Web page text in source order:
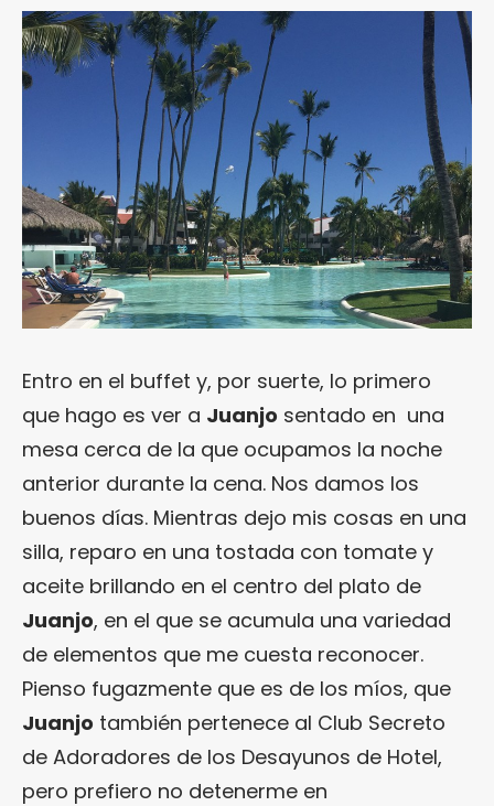
Entro en el buffet y, por suerte, lo primero
que hago es ver a Juanjo sentado en una
mesa cerca de la que ocupamos la noche
anterior durante la cena. Nos damos los
buenos días. Mientras dejo mis cosas en una
silla, reparo en una tostada con tomate y
aceite brillando en el centro del plato de
Juanjo, en el que se acumula una variedad
de elementos que me cuesta reconocer.
Pienso fugazmente que es de los míos, que
Juanjo también pertenece al Club Secreto
de Adoradores de los Desayunos de Hotel,
pero prefiero no detenerme en